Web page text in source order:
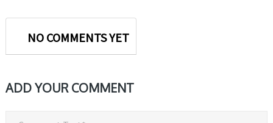
NO COMMENTS YET
ADD YOUR COMMENT